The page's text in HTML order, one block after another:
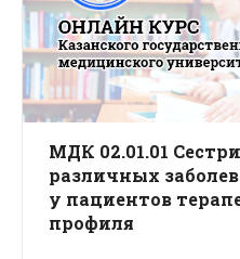
МДК 02.01.01
различных
у пациентов
профиля